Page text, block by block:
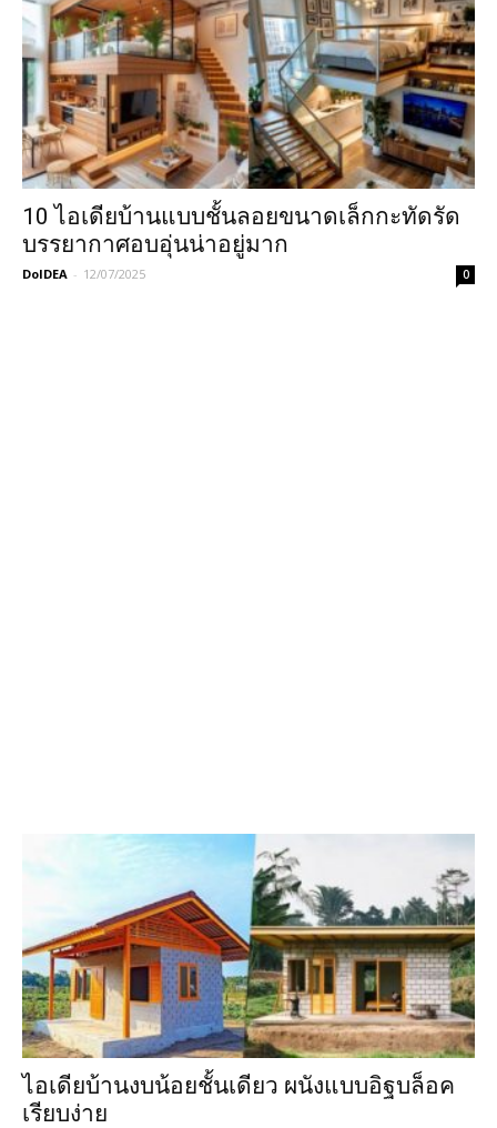
10 ไอเดียบ้านแบบชั้นลอยขนาดเล็กกะทัดรัด
บรรยากาศอบอุ่นน่าอยู่มาก
DoIDEA - 12/07/2025 0
ไอเดียบ้านงบน้อยชั้นเดียว ผนังแบบอิฐบล็อค
เรียบง่าย